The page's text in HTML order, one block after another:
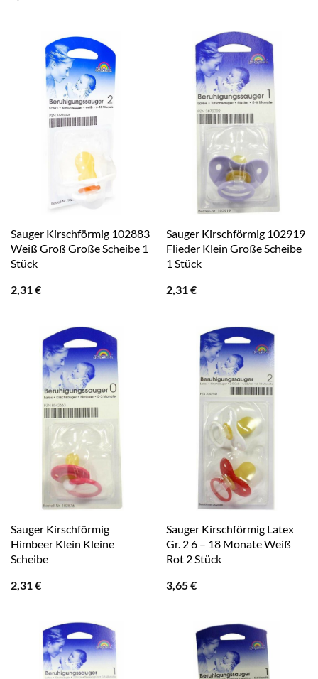
Sauger Kirschförmig 102883
Weiß Groß Große Scheibe 1
Stück
2,31€
Sauger Kirschförmig 102919
Flieder Klein Große Scheibe
1 Stück
2,31€
Sauger Kirschförmig
Himbeer Klein Kleine
Scheibe
2,31€
Sauger Kirschförmig Latex
Gr. 2 6 – 18 Monate Weiß
Rot 2 Stück
3,65€